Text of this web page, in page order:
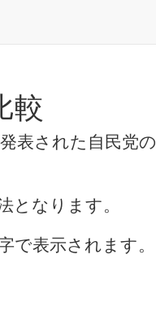
較
表された自民党の
となります。
で表示されます。